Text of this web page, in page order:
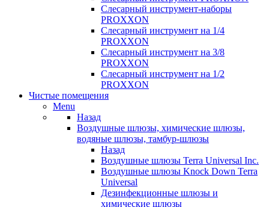
Слесарный инструмент-наборы
PROXXON
Слесарный инструмент на 1/4
PROXXON
Слесарный инструмент на 3/8
PROXXON
Слесарный инструмент на 1/2
PROXXON
Чистые помещения
Menu
Назад
Воздушные шлюзы, химические шлюзы,
водяные шлюзы, тамбур-шлюзы
Назад
Воздушные шлюзы Terra Universal Inc.
Воздушные шлюзы Knock Down Terra
Universal
Дезинфекционные шлюзы и
химические шлюзы